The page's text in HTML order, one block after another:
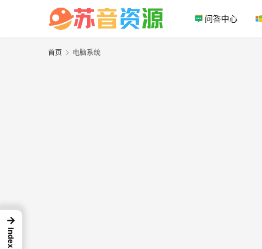
问答中心
首页 电脑系统
→
Index